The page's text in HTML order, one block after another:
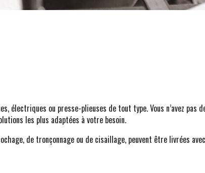
électriques ou presse-plieuses de tout type. Vous n’avez pas
les plus adaptées à votre besoin.
de tronçonnage ou de cisaillage, peuvent être livrées